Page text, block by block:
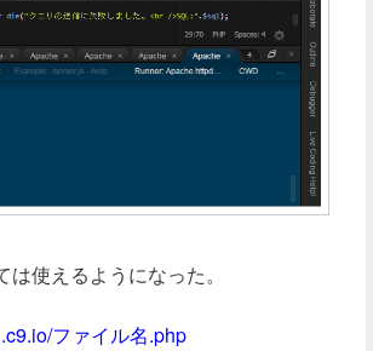
使えるようになった。
ファイル名.php